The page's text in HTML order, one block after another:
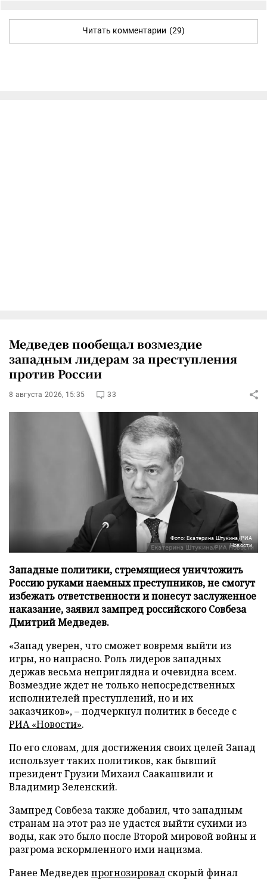
Читать комментарии (29)
Медведев пообещал возмездие
западным лидерам за преступления
против России
8 августа 2026, 15:35 33
Фото: Екатерина Штукина/РИА
Новости
Западные политики, стремящиеся уничтожить
Россию руками наемных преступников, не смогут
избежать ответственности и понесут заслуженное
наказание, заявил зампред российского Совбеза
Дмитрий Медведев.
«Запад уверен, что сможет вовремя выйти из
игры, но напрасно. Роль лидеров западных
держав весьма неприглядна и очевидна всем.
Возмездие ждет не только непосредственных
исполнителей преступлений, но и их
заказчиков», – подчеркнул политик в беседе с
РИА «Новости».
По его словам, для достижения своих целей Запад
использует таких политиков, как бывший
президент Грузии Михаил Саакашвили и
Владимир Зеленский.
Зампред Совбеза также добавил, что западным
странам на этот раз не удастся выйти сухими из
воды, как это было после Второй мировой войны и
разгрома вскормленного ими нацизма.
Ранее Медведев прогнозировал скорый финал